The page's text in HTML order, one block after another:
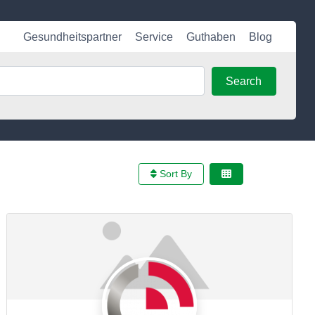
Gesundheitspartner Service Guthaben Blog
Search
Sort By